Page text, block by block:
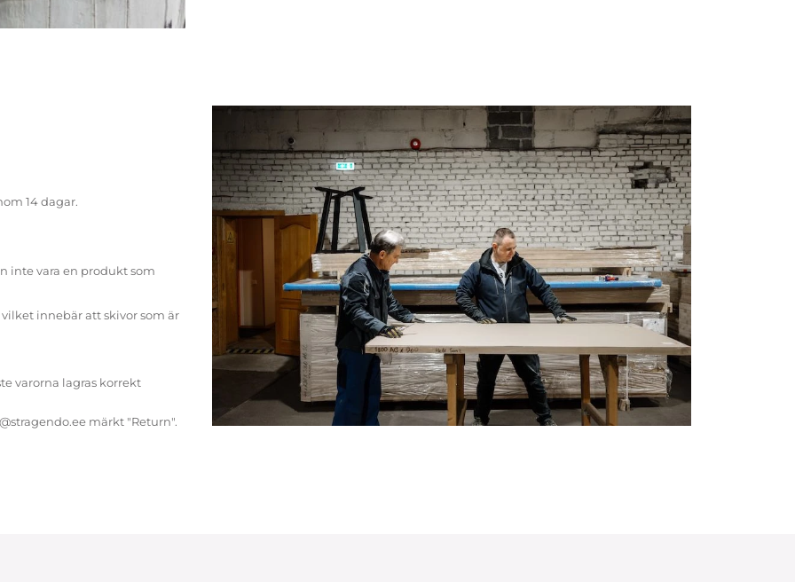
14 dagar.
inte vara en produkt som
innebär att skivor som är
varorna lagras korrekt
märkt "Return".